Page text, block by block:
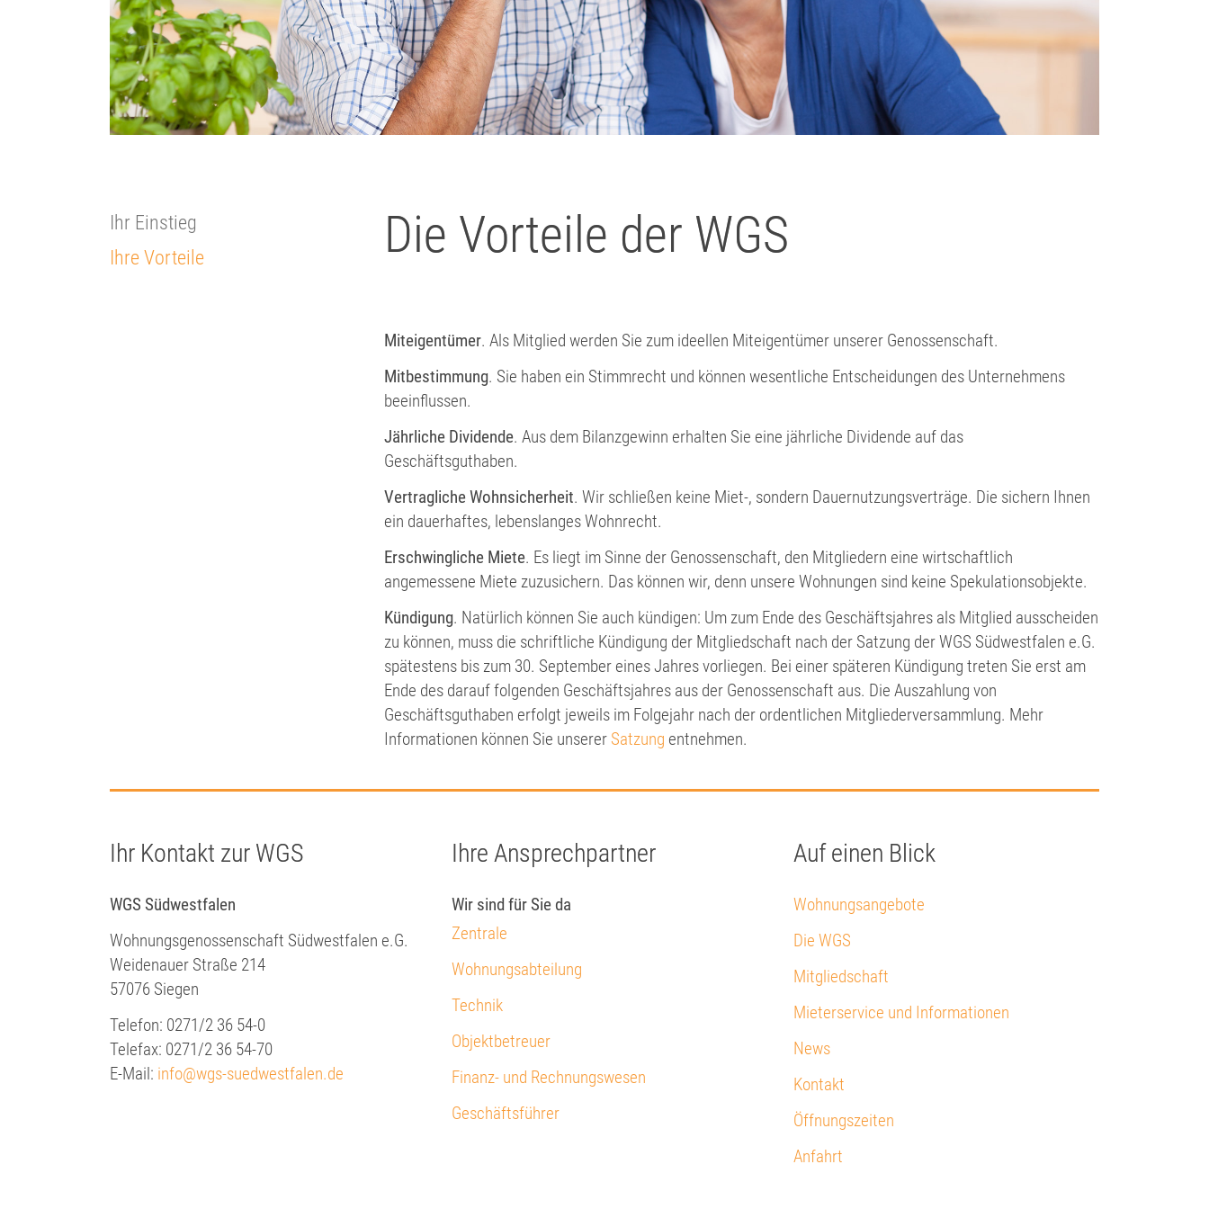
Die Vorteile der WGS
Miteigentümer. Als Mitglied werden Sie zum ideellen Miteigentümer unserer Genossenschaft.
Mitbestimmung. Sie haben ein Stimmrecht und können wesentliche Entscheidungen des Unternehmens
beeinflussen.
Jährliche Dividende. Aus dem Bilanzgewinn erhalten Sie eine jährliche Dividende auf das
Geschäftsguthaben.
Vertragliche Wohnsicherheit. Wir schließen keine Miet-, sondern Dauernutzungsverträge. Die sichern Ihnen
ein dauerhaftes, lebenslanges Wohnrecht.
Erschwingliche Miete. Es liegt im Sinne der Genossenschaft, den Mitgliedern eine wirtschaftlich
angemessene Miete zuzusichern. Das können wir, denn unsere Wohnungen sind keine Spekulationsobjekte.
Kündigung. Natürlich können Sie auch kündigen: Um zum Ende des Geschäftsjahres als Mitglied ausscheiden
zu können, muss die schriftliche Kündigung der Mitgliedschaft nach der Satzung der WGS Südwestfalen e.G.
spätestens bis zum 30. September eines Jahres vorliegen. Bei einer späteren Kündigung treten Sie erst am
Ende des darauf folgenden Geschäftsjahres aus der Genossenschaft aus. Die Auszahlung von
Geschäftsguthaben erfolgt jeweils im Folgejahr nach der ordentlichen Mitgliederversammlung. Mehr
Informationen können Sie unserer Satzung entnehmen.
Ihr Einstieg
Ihre Vorteile(current)
Ihr Kontakt zur WGS
WGS Südwestfalen
Wohnungsgenossenschaft Südwestfalen e.G.
Weidenauer Straße 214
57076 Siegen
Telefon: 0271/2 36 54-0
Telefax: 0271/2 36 54-70
E-Mail: info@wgs-suedwestfalen.de
Ihre Ansprechpartner
Wir sind für Sie da
Zentrale
Wohnungsabteilung
Technik
Objektbetreuer
Finanz- und Rechnungswesen
Geschäftsführer
Auf einen Blick
Wohnungsangebote
Die WGS
Mitgliedschaft
Mieterservice und Informationen
News
Kontakt
Öffnungszeiten
Anfahrt